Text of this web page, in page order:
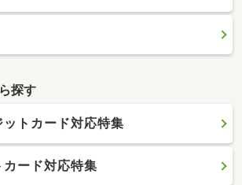
探す
トカード対応特集
ード対応特集